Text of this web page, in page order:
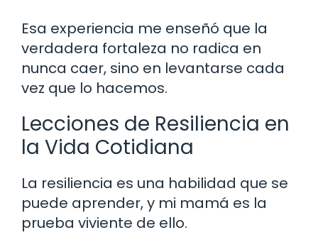
Esa experiencia me enseñó que la
verdadera fortaleza no radica en
nunca caer, sino en levantarse cada
vez que lo hacemos.
Lecciones de Resiliencia en
la Vida Cotidiana
La resiliencia es una habilidad que se
puede aprender, y mi mamá es la
prueba viviente de ello.